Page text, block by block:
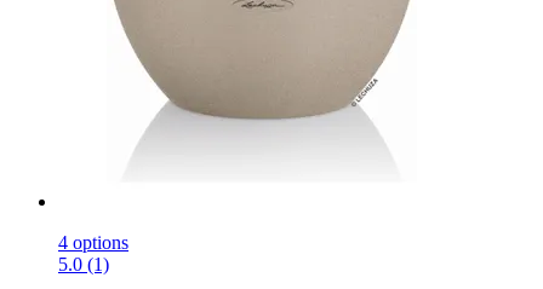
4 options
5.0 (1)